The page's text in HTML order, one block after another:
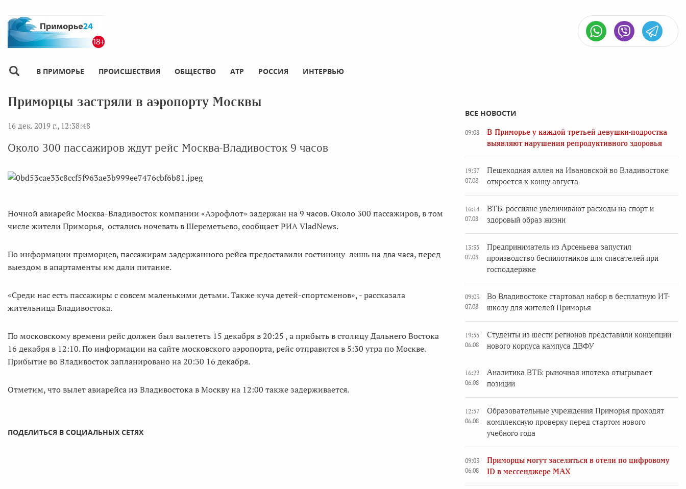
В ПРИМОРЬЕ ПРОИСШЕСТВИЯ ОБЩЕСТВО АТР РОССИЯ ИНТЕРВЬЮ
Приморцы застряли в аэропорту Москвы
16 дек. 2019 г., 12:38:48
Около 300 пассажиров ждут рейс Москва-Владивосток 9 часов
Ночной авиарейс Москва-Владивосток компании «Аэрофлот» задержан на 9 часов. Около 300 пассажиров, в том
числе жители Приморья, остались ночевать в Шереметьево, сообщает РИА VladNews.
По информации приморцев, пассажирам задержанного рейса предоставили гостиницу лишь на два часа, перед
выездом в апартаменты им дали питание.
«Среди нас есть пассажиры с совсем маленькими детьми. Также куча детей-спортсменов», - рассказала
жительница Владивостока.
По московскому времени рейс должен был вылететь 15 декабря в 20:25 , а прибыть в столицу Дальнего Востока
16 декабря в 12:10. По информации на сайте московского аэропорта, рейс отправится в 5:30 утра по Москве.
Прибытие во Владивосток запланировано на 20:30 16 декабря.
Отметим, что вылет авиарейса из Владивостока в Москву на 12:00 также задерживается.
ПОДЕЛИТЬСЯ В СОЦИАЛЬНЫХ СЕТЯХ
ВСЕ НОВОСТИ
09:08
В Приморье у каждой третьей девушки-подростка
выявляют нарушения репродуктивного здоровья
19:37
07.08
Пешеходная аллея на Ивановской во Владивостоке
откроется к концу августа
16:14
07.08
ВТБ: россияне увеличивают расходы на спорт и
здоровый образ жизни
13:35
07.08
Предприниматель из Арсеньева запустил
производство беспилотников для спасателей при
господдержке
09:03
07.08
Во Владивостоке стартовал набор в бесплатную ИТ-
школу для жителей Приморья
19:55
06.08
Студенты из шести регионов представили концепции
нового корпуса кампуса ДВФУ
16:22
06.08
Аналитика ВТБ: рыночная ипотека отыгрывает
позиции
12:57
06.08
Образовательные учреждения Приморья проходят
комплексную проверку перед стартом нового
учебного года
09:03
06.08
Приморцы могут заселяться в отели по цифровому
ID в мессенджере MAX